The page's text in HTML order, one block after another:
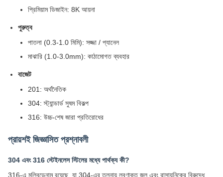
প্রিমিয়াম ডিজাইন: 8K আয়না
পুরুত্ব
পাতলা (0.3-1.0 মিমি): সজ্জা / প্যানেল
মাঝারি (1.0-3.0mm): কাঠামোগত ব্যবহার
বাজেট
201: অর্থনৈতিক
304: স্ট্যান্ডার্ড সুষম বিকল্প
316: উচ্চ-শেষ জারা প্রতিরোধের
প্রায়শই জিজ্ঞাসিত প্রশ্নাবলী
304 এবং 316 স্টেইনলেস স্টিলের মধ্যে পার্থক্য কী?
316-এ মলিবডেনাম রয়েছে, যা 304-এর তুলনায় লবণাক্ত জল এবং রাসায়নিকের বিরুদ্ধে